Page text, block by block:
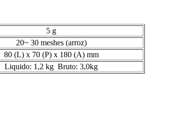
5 g
20~ 30 meshes (arroz)
80 (L) x 70 (P) x 180 (A) mm
Liquido: 1,2 kg Bruto: 3,0kg